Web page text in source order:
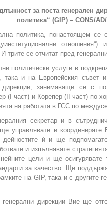
за поста генерален
политика“ (GIP) – CONS/
политика, понастоящем се
трите се отчитат пред
политически услуги в
така и на Европейския съвет
дирекции, занимаващи се с
(I част) и Корепер (II част) по
на работата в ГСС по
секретар и в
управлявате и координирате
дейностите ѝ и ще
и изпълнявате
цели и ще осигурявате
за качество. Ще
на GIP, така и с другите
дирекции Вие ще